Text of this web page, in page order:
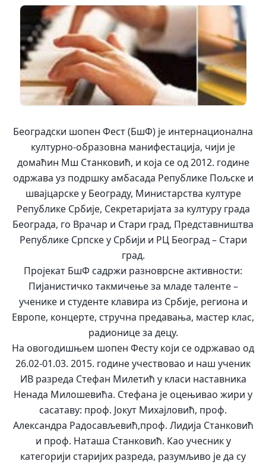
Београдски шопен Фест (БшФ) је интернационална
културно-образовна манифестација, чији је
домаћин Мш Станковић, и која се од 2012. године
одржава уз подршку амбасада Републике Пољске и
швајцарске у Београду, Министарства културе
Републике Србије, Секретаријата за културу града
Београда, го Врачар и Стари град, Представништва
Републике Српске у Србији и РЦ Београд – Стари
град.
Пројекат БшФ садржи разноврсне активности:
Пијанистичко такмичење за младеталенте –
ученике и студенте клавира из Србије, региона и
Европе, концерте, стручна предавања, мастер клас,
радионице за децу.
На овогодишњем шопен Фесту који се одржавао од
26.02-01.03. 2015. године учествовао и наш ученик
ИВ разреда Стефан Милетић у класи наставника
Ненада Милошевића. Стефана је оцењивао жири у
сасатаву: проф. Јокут Михајловић, проф.
Александра Радосављевић,проф. Лидија Станковић
и проф. Наташа Станковић. Као учесник у
категорији старијих разреда, разумљиво је да су